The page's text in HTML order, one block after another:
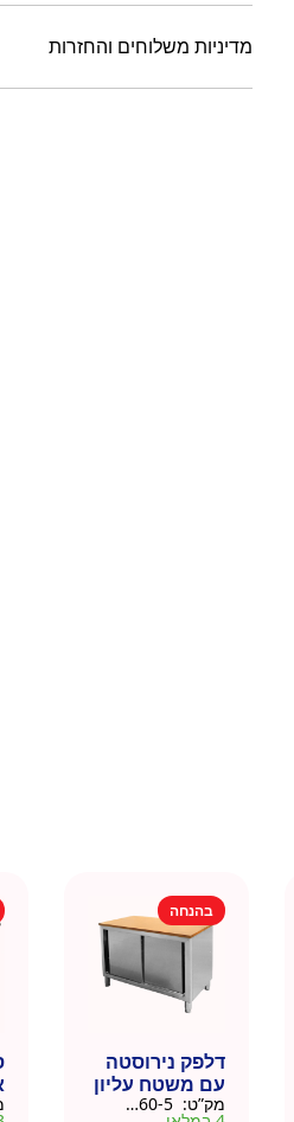
מדיניות משלוחים והחזרות
בהנחה
דלפק נירוסטה
עם משטח עליון
עץ מלא גוון
מק”ט: